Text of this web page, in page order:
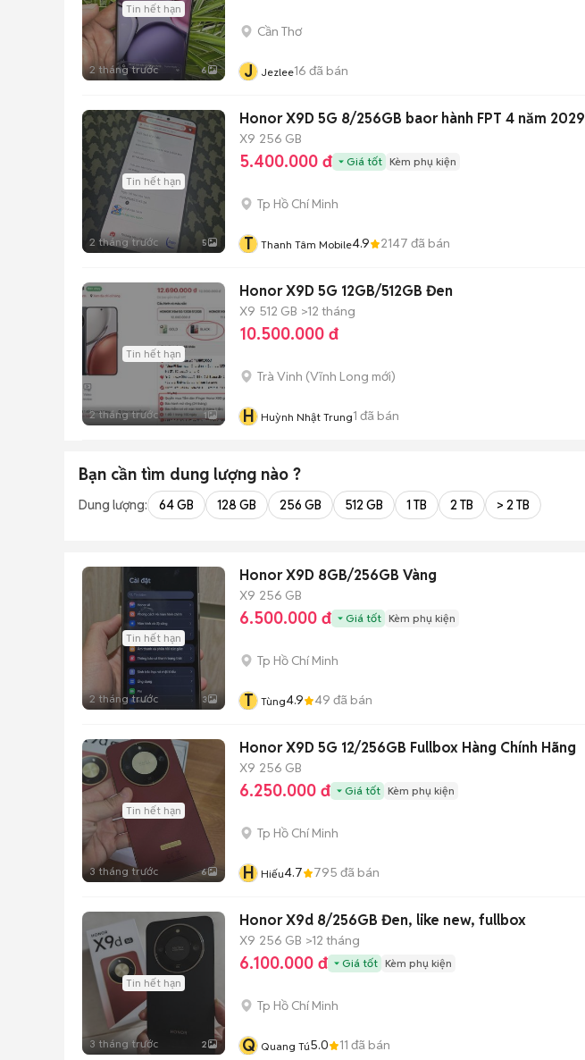
Tin hết hạn
2 tháng trước 6
Cần Thơ
J Jezlee16 đã bán
Tin hết hạn
2 tháng trước 5
Honor X9D 5G 8/256GB baor hành FPT 4 năm 2029
X9 256 GB
5.400.000 đ Giá tốt Kèm phụ kiện
Tp Hồ Chí Minh
T Thanh Tâm Mobile4.9 2147 đã bán
Tin hết hạn
2 tháng trước 1
Honor X9D 5G 12GB/512GB Đen
X9 512 GB >12 tháng
10.500.000 đ
Trà Vinh (Vĩnh Long mới)
H Huỳnh Nhật Trung1 đã bán
Bạn cần tìm dung lượng nào ?
Dung lượng: 64 GB 128 GB 256 GB 512 GB 1 TB 2 TB > 2 TB
Tin hết hạn
2 tháng trước 3
Honor X9D 8GB/256GB Vàng
X9 256 GB
6.500.000 đ Giá tốt Kèm phụ kiện
Tp Hồ Chí Minh
T Tùng4.9 49 đã bán
Tin hết hạn
3 tháng trước 6
Honor X9D 5G 12/256GB Fullbox Hàng Chính Hãng
X9 256 GB
6.250.000 đ Giá tốt Kèm phụ kiện
Tp Hồ Chí Minh
H Hiếu4.7 795 đã bán
Tin hết hạn
3 tháng trước 2
Honor X9d 8/256GB Đen, like new, fullbox
X9 256 GB >12 tháng
6.100.000 đ Giá tốt Kèm phụ kiện
Tp Hồ Chí Minh
Q Quang Tú5.0 11 đã bán